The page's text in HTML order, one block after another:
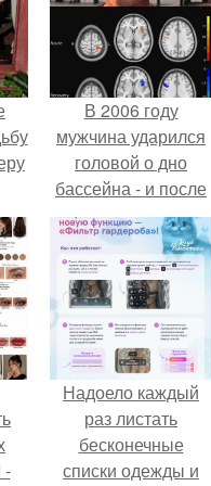
В 2006 году
мужчина ударился
головой о дно
бассейна - и после
этого его жизнь
изменилась самым
странным образом.
-
Надоело каждый
раз листать
бесконечные
списки одежды и